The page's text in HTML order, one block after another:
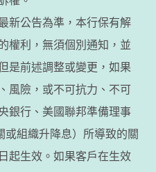
新公告為準，本行保有解
權利，無須個別通知，並
是前述調整或變更，如果
風險，或不可抗力、不可
銀行、美國聯邦準備理事
或組織升降息）所導致的關
起生效。如果客戶在生效